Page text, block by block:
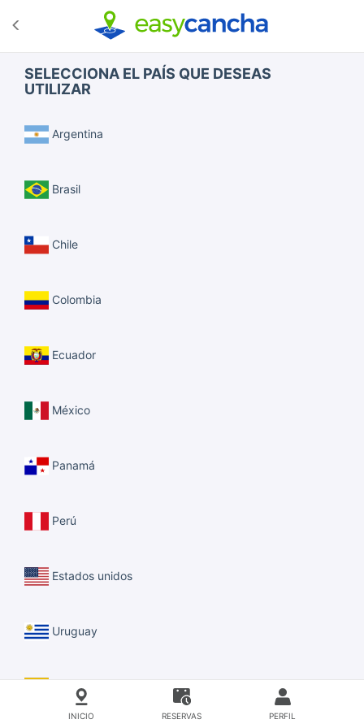
SELECCIONA EL PAÍS QUE DESEAS
UTILIZAR
Argentina
Brasil
Chile
Colombia
Ecuador
México
Panamá
Perú
Estados unidos
Uruguay
Venezuela
INICIO RESERVAS PERFIL